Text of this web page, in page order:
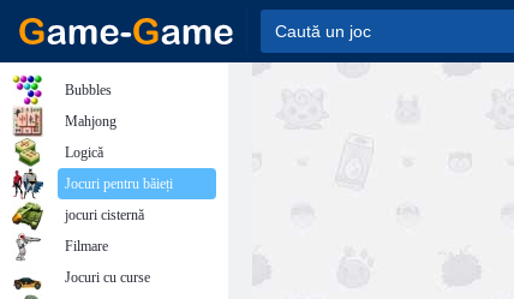
Bubbles
Mahjong
Logică
Jocuri pentru băieți
jocuri cisternă
Filmare
Jocuri cu curse